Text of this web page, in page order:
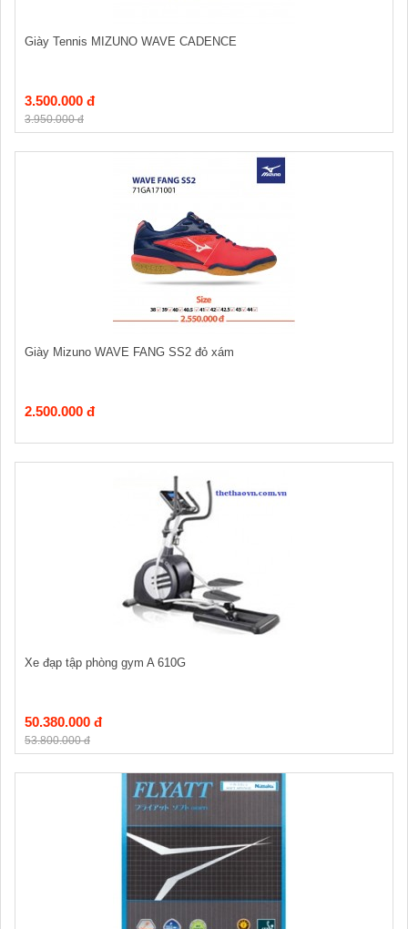
Giày Tennis MIZUNO WAVE CADENCE
3.500.000 đ
3.950.000 đ
Giày Mizuno WAVE FANG SS2 đỏ xám
2.500.000 đ
Xe đạp tập phòng gym A 610G
50.380.000 đ
53.800.000 đ